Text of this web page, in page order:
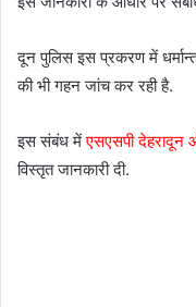
दून पुलिस इस प्रकरण में
की भी गहन जांच कर रही है.
इस संबंध मेंएसएसपी देहरादून
विस्तृत जानकारी दी.